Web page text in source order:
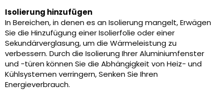
Isolierung hinzufügen
In Bereichen, in denen es an Isolierung mangelt, Erwägen
Sie die Hinzufügung einer Isolierfolie oder einer
Sekundärverglasung, um die Wärmeleistung zu
verbessern. Durch die Isolierung Ihrer Aluminiumfenster
und -türen können Sie die Abhängigkeit von Heiz- und
Kühlsystemen verringern, Senken Sie Ihren
Energieverbrauch.